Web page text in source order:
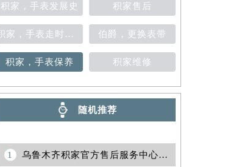
积家，手表发展史 积家售后
积家，手表走时不准 伯爵，更换表带
积家，手表保养 积家维修
随机推荐
1 乌鲁木齐积家官方售后服务中心｜最新地址与客服电话权威信息公示（2026年7月更新）